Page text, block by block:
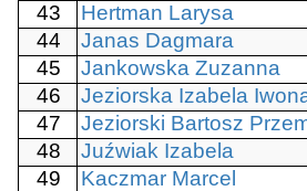
43
Hertman Larysa
44
Janas Dagmara
45
Jankowska Zuzanna
46
Jeziorska Izabela
47
Jeziorski Bartosz
48
Juźwiak Izabela
49
Kaczmar Marcel